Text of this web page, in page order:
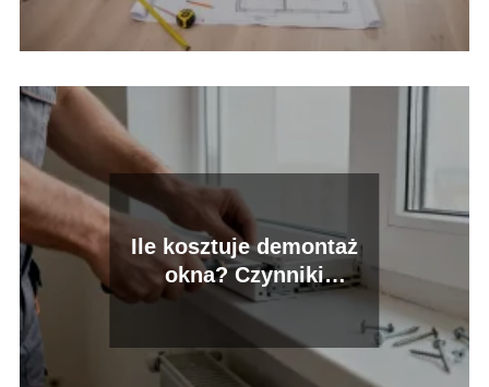
Ile kosztuje demontaż
okna? Czynniki
wpływające na cenę